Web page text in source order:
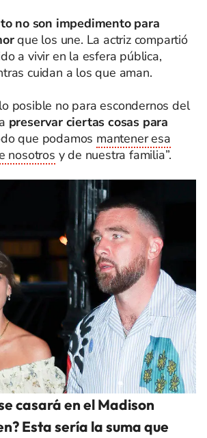
no son impedimento para
que los une. La actriz compartió
a vivir en la esfera pública,
cuidan a los que aman.
posible no para escondernos del
preservar ciertas cosas para
que podamos mantener esa
nosotros y de nuestra familia”.
casará en el Madison
Esta sería la suma que